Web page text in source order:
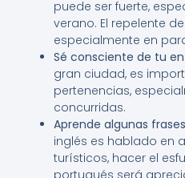
puede ser fuerte,
verano. El repelente
especialmente en
Sé consciente de tu
gran ciudad, es
pertenencias,
concurridas.
Aprende algunas
inglés es hablado en
turísticos, hacer el